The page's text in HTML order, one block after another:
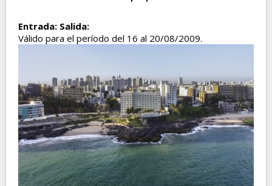
Entrada: Salida:
Válido para el período del 16 al 20/08/2009.